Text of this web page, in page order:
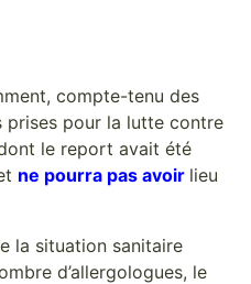
compte-tenu des
prises pour la lutte contre
le report avait été
ne pourra pas avoir lieu
la situation sanitaire
d’allergologues, le